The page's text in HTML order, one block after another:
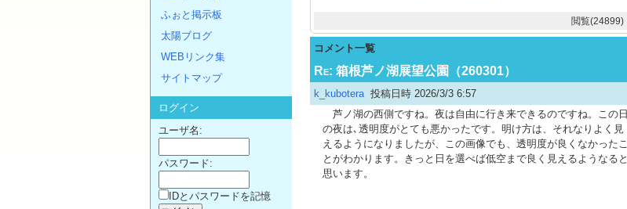
閲覧(24899)
コメント一覧
Re: 箱根芦ノ湖展望公園（260301）
k_kubotera投稿日時 2026/3/3 6:57
芦ノ湖の西側ですね。夜は自由に行き来できるのですね。この日
の夜は､透明度がとても悪かったです。明け方は、それなりよく見
えるようになりましたが、この画像でも、透明度が良くなかったこ
とがわかります。きっと日を選べば低空まで良く見えるようなると
思います。
ふぉと掲示板
太陽ブログ
WEBリンク集
サイトマップ
ログイン
ユーザ名:
パスワード:
IDとパスワードを記憶